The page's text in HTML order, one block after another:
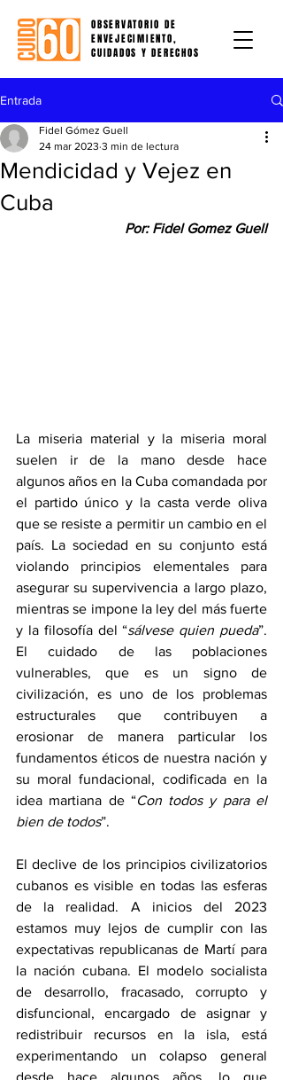
OBSERVATORIO DE
ENVEJECIMIENTO,
CUIDADOS Y DERECHOS
Entrada
Mendicidad y Vejez en
Cuba
Fidel Gómez Guell
24 mar 2023 3 min de lectura
Por: Fidel Gomez Guell
La miseria material y la miseria moral
suelen ir de la mano desde hace
algunos años en la Cuba comandada por
el partido único y la casta verde oliva
que se resiste a permitir un cambio en el
país. La sociedad en su conjunto está
violando principios elementales para
asegurar su supervivencia a largo plazo,
mientras se impone la ley del más fuerte
y la filosofía del “sálvese quien pueda”.
El cuidado de las poblaciones
vulnerables, que es un signo de
civilización, es uno de los problemas
estructurales que contribuyen a
erosionar de manera particular los
fundamentos éticos de nuestra nación y
su moral fundacional, codificada en la
idea martiana de “Con todos y para el
bien de todos”.
El declive de los principios civilizatorios
cubanos es visible en todas las esferas
de la realidad. A inicios del 2023
estamos muy lejos de cumplir con las
expectativas republicanas de Martí para
la nación cubana. El modelo socialista
de desarrollo, fracasado, corrupto y
disfuncional, encargado de asignar y
redistribuir recursos en la isla, está
experimentando un colapso general
desde hace algunos años, lo que